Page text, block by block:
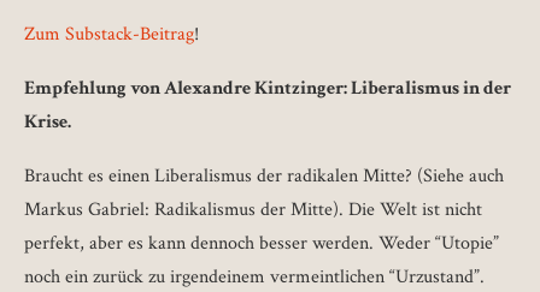
Zum Substack-Beitrag!
Empfehlung von Alexandre Kintzinger: Liberalismus in der
Krise.
Braucht es einen Liberalismus der radikalen Mitte? (Siehe auch
Markus Gabriel: Radikalismus der Mitte). Die Welt ist nicht
perfekt, aber es kann dennoch besser werden. Weder “Utopie”
noch ein zurück zu irgendeinem vermeintlichen “Urzustand”.